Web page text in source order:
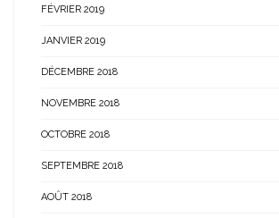
FÉVRIER 2019
JANVIER 2019
DÉCEMBRE 2018
NOVEMBRE 2018
OCTOBRE 2018
SEPTEMBRE 2018
AOÛT 2018